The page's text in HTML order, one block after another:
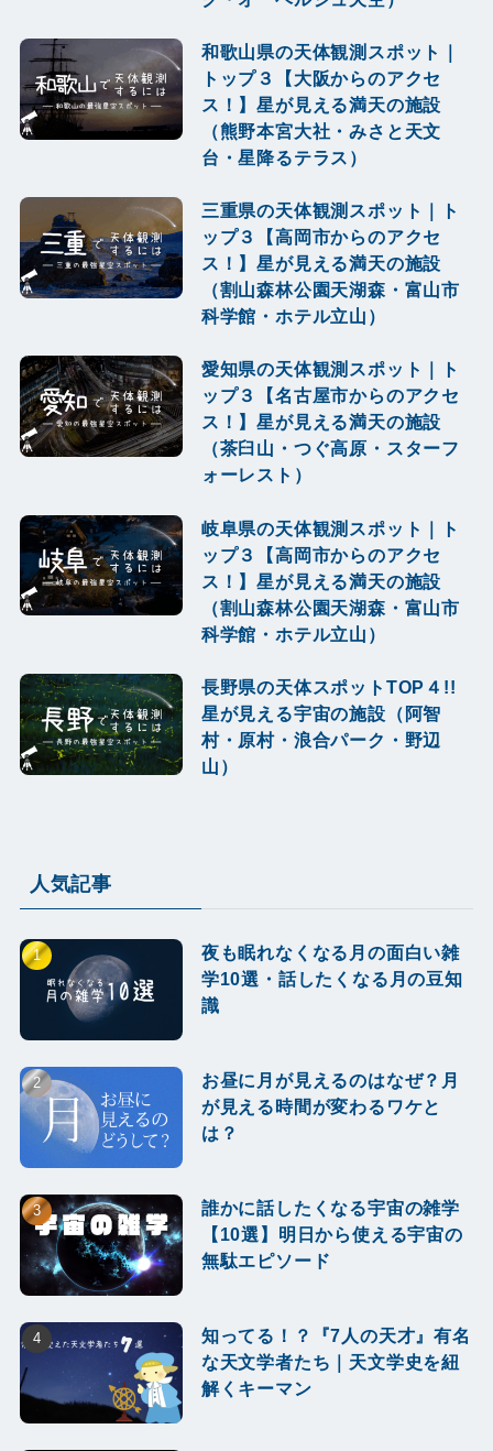
和歌山県の天体観測スポット｜
トップ３【大阪からのアクセ
ス！】星が見える満天の施設
（熊野本宮大社・みさと天文
台・星降るテラス）
三重県の天体観測スポット｜ト
ップ３【高岡市からのアクセ
ス！】星が見える満天の施設
（割山森林公園天湖森・富山市
科学館・ホテル立山）
愛知県の天体観測スポット｜ト
ップ３【名古屋市からのアクセ
ス！】星が見える満天の施設
（茶臼山・つぐ高原・スターフ
ォーレスト）
岐阜県の天体観測スポット｜ト
ップ３【高岡市からのアクセ
ス！】星が見える満天の施設
（割山森林公園天湖森・富山市
科学館・ホテル立山）
長野県の天体スポットTOP４!!
星が見える宇宙の施設（阿智
村・原村・浪合パーク・野辺
山）
人気記事
夜も眠れなくなる月の面白い雑
学10選・話したくなる月の豆知
識
お昼に月が見えるのはなぜ？月
が見える時間が変わるワケと
は？
誰かに話したくなる宇宙の雑学
【10選】明日から使える宇宙の
無駄エピソード
知ってる！？『7人の天才』有名
な天文学者たち｜天文学史を紐
解くキーマン